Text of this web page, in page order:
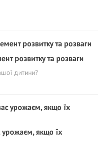
розвитку та розваги
дитини?
урожаєм, якщо їх